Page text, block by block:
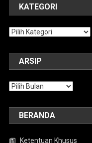
KATEGORI
Kategori
ARSIP
Arsip
BERANDA
Ketentuan Khusus